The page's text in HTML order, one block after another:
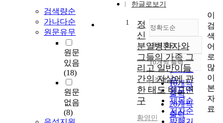
검색량순
가나다순
원문유무
원문
있음
(18)
원문
없음
(8)
한글로보기
정확도순
정확도
순
인기도
순
연도순
제목순
저자순
내림차순
내림차순
10개씩 출력
10개씩
출력
20개씩
출력
조회
1
정
신
분열병환자와
그들의 가족 그
리고 일반이들
간의 자살에 관
한 태도 비교연
구
황영민
이
검
색
어
로
많
이
본
자
료